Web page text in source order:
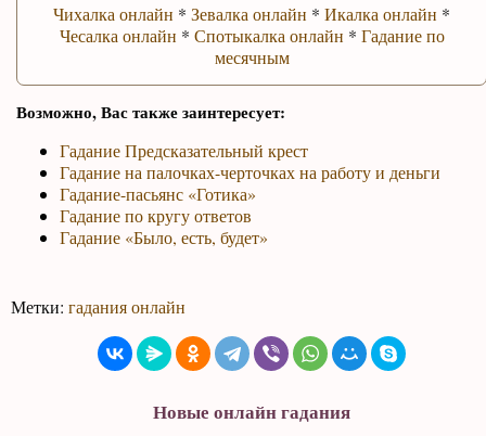
Чихалка онлайн *Зевалка онлайн *Икалка онлайн *
Чесалка онлайн * Спотыкалка онлайн * Гадание по
месячным
Возможно, Вас также заинтересует:
Гадание Предсказательный крест
Гадание на палочках-черточках на работу и деньги
Гадание-пасьянс «Готика»
Гадание по кругу ответов
Гадание «Было, есть, будет»
Метки:гадания онлайн
Новые онлайн гадания